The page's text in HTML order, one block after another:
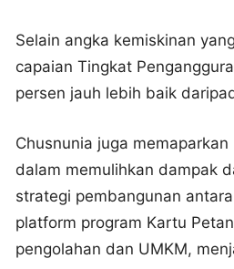
Selain angka kemiskinan
capaian Tingkat
persen jauh lebih baik
Chusnunia juga
dalam memulihkan dampak
strategi pembangunan
platform program Kartu
pengolahan dan UMKM,